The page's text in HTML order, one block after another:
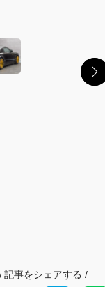
記事をシェアする /